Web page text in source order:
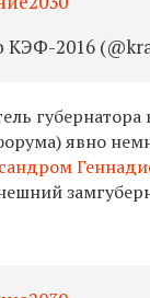
2016
губернатора
явно